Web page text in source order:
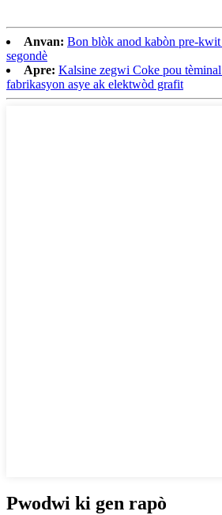
Anvan: Bon blòk anod kabòn pre-
segondè
Apre: Kalsine zegwi Coke pou
fabrikasyon asye ak elektwòd grafit
Pwodwi ki gen rapò